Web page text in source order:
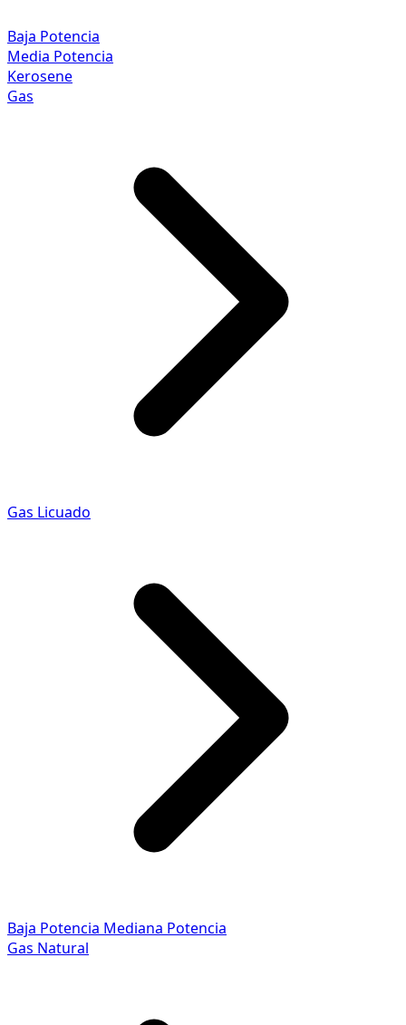
Baja Potencia
Media Potencia
Kerosene
Gas
Gas Licuado
Baja Potencia Mediana Potencia
Gas Natural